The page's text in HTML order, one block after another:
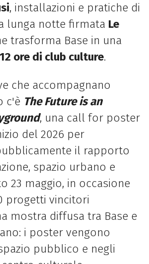
, installazioni e pratiche di
lunga notte firmata Le
trasforma Base in una
12 ore di club culture.
che accompagnano
c'è The Future is an
, una call for poster
del 2026 per
il rapporto
spazio urbano e
23 maggio, in occasione
progetti vincitori
mostra diffusa tra Base e
i poster vengono
pubblico e negli